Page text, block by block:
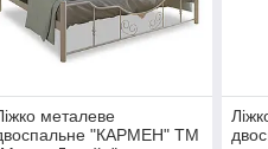
металеве
"КАРМЕН" ТМ